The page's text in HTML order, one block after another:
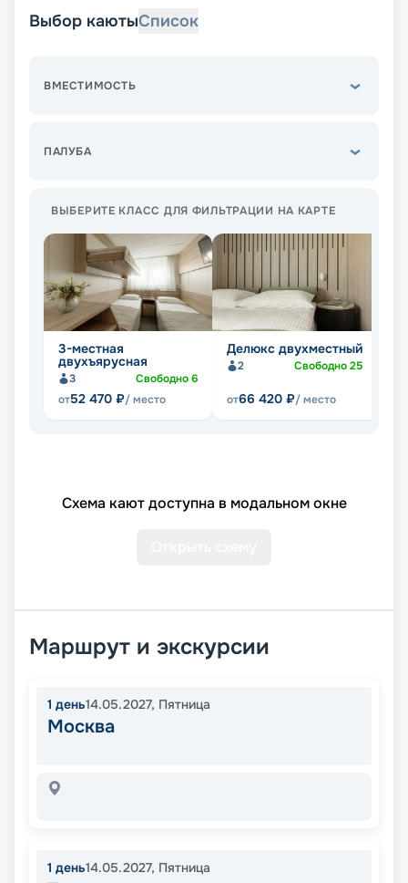
Выбор каютыСписок
ВМЕСТИМОСТЬ
ПАЛУБА
ВЫБЕРИТЕ КЛАСС ДЛЯ ФИЛЬТРАЦИИ НА КАРТЕ
3-местная
двухъярусная
3 Свободно6
от52 470 ₽/ место
Делюкс двухместный
2 Свободно25
от66 420 ₽/ место
Схема кают доступна в модальном окне
Маршрут и экскурсии
1 день14.05.2027, Пятница
Москва
1 день14.05.2027, Пятница